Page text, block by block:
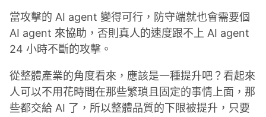
當攻擊的 AI agent 變得可行，防守端就也會需要個
AI agent 來協助，否則真人的速度跟不上 AI agent
24 小時不斷的攻擊。
從整體產業的角度看來，應該是一種提升吧？看起來
人可以不用花時間在那些繁瑣且固定的事情上面，那
些都交給 AI 了，所以整體品質的下限被提升，只要